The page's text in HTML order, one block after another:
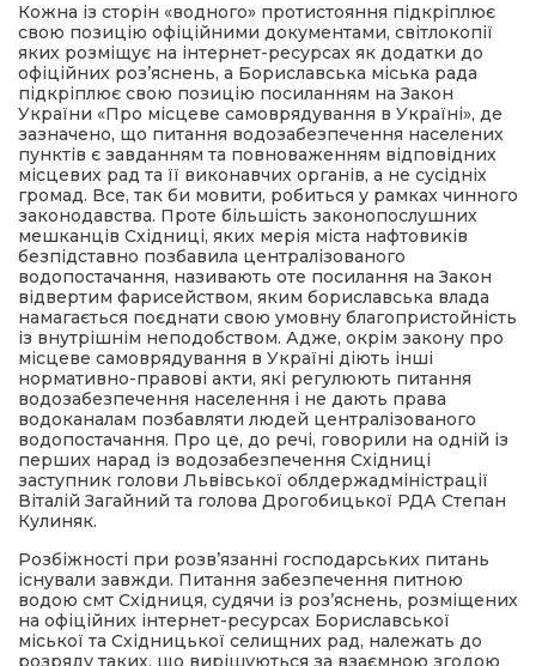
Кожна із сторін «водного» протистояння підкріплює
свою позицію офіційними документами, світлокопії
яких розміщує на інтернет-ресурсах як додатки до
офіційних роз’яснень, а Бориславська міська рада
підкріплює свою позицію посиланням на Закон
України «Про місцеве самоврядування в Україні», де
зазначено, що питання водозабезпечення населених
пунктів є завданням та повноваженням відповідних
місцевих рад та її виконавчих органів, а не сусідніх
громад. Все, так би мовити, робиться у рамках чинного
законодавства. Проте більшість законопослушних
мешканців Східниці, яких мерія міста нафтовиків
безпідставно позбавила централізованого
водопостачання, називають оте посилання на Закон
відвертим фарисейством, яким бориславська влада
намагається поєднати свою умовну благопристойність
із внутрішнім неподобством. Адже, окрім закону про
місцеве самоврядування в Україні діють інші
нормативно-правові акти, які регулюють питання
водозабезпечення населення і не дають права
водоканалам позбавляти людей централізованого
водопостачання. Про це, до речі, говорили на одній із
перших нарад із водозабезпечення Східниці
заступник голови Львівської облдержадміністрації
Віталій Загайний та голова Дрогобицької РДА Степан
Кулиняк.
Розбіжності при розв’язанні господарських питань
існували завжди. Питання забезпечення питною
водою смт Східниця, судячи із роз’яснень, розміщених
на офіційних інтернет-ресурсах Бориславської
міської та Східницької селищних рад, належать до
розряду таких, що вирішуються за взаємною згодою